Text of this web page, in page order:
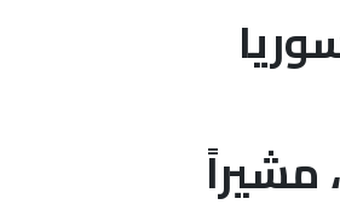
#سوريا
مشيراً